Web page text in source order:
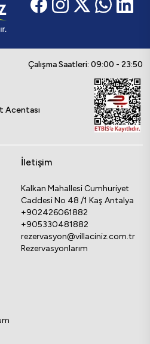
Çalışma Saatleri: 09:00 - 23:50
Acentası
İletişim
Kalkan Mahallesi Cumhuriyet
Caddesi No 48 /1 Kaş Antalya
+902426061882
+905330481882
rezervasyon@villaciniz.com.tr
Rezervasyonlarım